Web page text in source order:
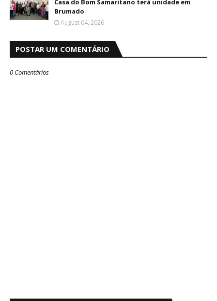
Casa do Bom Samaritano terá unidade em
Brumado
August 04, 2026
POSTAR UM COMENTÁRIO
0 Comentários